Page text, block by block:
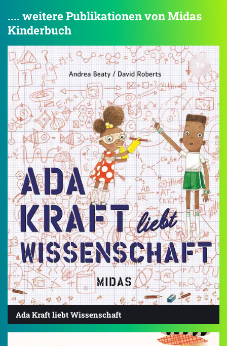
.... weitere Publikationen von Midas
Kinderbuch
3.6
Ada Kraft liebt Wissenschaft